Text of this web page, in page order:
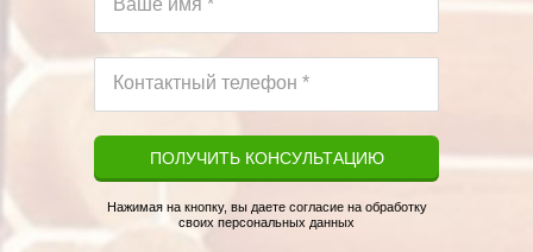
ПОЛУЧИТЬ КОНСУЛЬТАЦИЮ
Нажимая на кнопку, вы даете согласие на обработку
своих персональных данных